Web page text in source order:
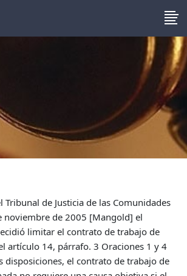
tribunales nacionales. En consecuencia, un plazo basado en este Reglamento es ineficaz. Los tribunales nacionales están obligados por la sentencia de inaplicabilidad del Tribunal de Justicia de las Comunidades Europeas. Durch Art. 234 Abs. 1 CE, se confiere al Tribunal de Justicia de las Comunidades Europeas poder de decisión final en relación con los órganos jurisdiccionales de los Estados miembros, entre otras cosas, sobre la interpretación del Tratado constitutivo de la Comunidad Europea. La autorización para tomar una decisión vinculante en el marco de un procedimiento prejudicial se basa en las leyes de consentimiento de la Unión Europea de conformidad con. Arte. 23 abdominales. 1 Frase 2, Art. 59 Párr. 2 Sentencia 1 GG competencias transferidas. El Tribunal de Justicia de las Comunidades Europeas no se extralimitó en estas facultades al considerar la inaplicabilidad del artículo 14, párr. 3 frase 4 TzBfG se basó en la prohibición de la discriminación por edad derivada de los principios generales del Derecho comunitario. La prohibición está dentro del ámbito del Tribunal de Justicia de las Comunidades Europeas según el apartado del artículo 23. 1 Frase 2 GG, al derivar los derechos fundamentales que están consagrados en el artículo 6 Párrafo. 2 UE como principios generales del Derecho comunitario no deben basarse en un número mínimo de Estados miembros, sino más bien en la protección de los derechos fundamentales garantizados expresamente en un Estado miembro o sólo en un pequeño número de Estados miembros. El Séptimo Senado decidió además que el razonamiento del Tribunal de Justicia de las Comunidades Europeas basado en el efecto previo de las directivas debe entenderse en el sentido de que una ley nacional promulgada durante el período de implementación de una directiva es inaplicable si su contenido contradice lo previsto en el artículo 249. Sección. 3 CE, el objetivo de la Directiva es vinculante y no existe posibilidad de interpretarla conforme al Derecho comunitario. Con la posible ampliación de la posibilidad de protección jurídica, el Tribunal de Justicia tampoco se ha excedido en su competencia. En su opinión, el Tribunal de Justicia de las Comunidades Europeas consideró la validez del artículo 14 párr. 3 frase 4 TzBfG, el conflicto existente entre los principios del carácter vinculante del objetivo de la directiva para los Estados miembros obligados a cumplir el contrato, por un lado, y la falta de aplicación directa de la Directiva 2000/78/CE entre los particulares particulares, en cambio, se resuelve primando el principio de cumplimiento del contrato. Este principio y las directrices que de él se derivan forman parte del derecho primario de la comunidad. Dado que el Tribunal consideró la inaplicabilidad del artículo 14 párr. 3 Sentencia 4 TzBfG ha declarado con la claridad necesaria que no es admisible ni necesario un nuevo recurso ante el Tribunal de Justicia de las Comunidades Europeas para aclarar su decisión. Si una normativa nacional viola el principio de igualdad según el Derecho comunitario, el tribunal nacional está obligado a dejar sin aplicación una disposición nacional discriminatoria sin tener que solicitar o esperar a que el legislador la derogue previamente. El Tribunal Constitucional Federal ha aprobado el examen de los derechos fundamentales por parte del Tribunal Europeo de Justicia basado en el principio general de igualdad y la exigencia de no discriminación y ha aprovechado esta oportunidad para retirar su autoridad para examinar la aplicación del Derecho comunitario derivado. § 14 Abs. 3 La frase 4 del TzBfG tampoco es aplicable a un acuerdo de duración determinada celebrado antes del 22 de noviembre de 2005 por razones de protección de la confianza legítima según el Derecho comunitario. El Tribunal de Justicia de las Comunidades Europeas es el único que tiene competencia para limitar el plazo de inaplicabilidad de una norma nacional que viole el derecho comunitario primario. Sin embargo, ello no limitó los efectos temporales de su declaración de inaplicabilidad. En caso de litigio, el Séptimo Senado pudo dejar abierta la cuestión de si los tribunales nacionales están autorizados, tras una sentencia de inaplicabilidad del Tribunal de Justicia de las Comunidades Europeas, a limitar el efecto temporal de la sentencia de inaplicabilidad garantizando la protección de la confianza legítima. conforme al derecho constitucional nacional. Los requisitos para garantizar la protección de la confianza legítima según la legislación nacional se refieren al límite de edad de conformidad con el artículo 14, párr. 3 Oración 4 TzBfG no presente. La compatibilidad de la disposición con el Derecho comunitario ya fue cuestionada desde el principio en la literatura sobre Derecho laboral. El Tercer Senado tuvo que evaluar una regulación de pensiones que excluye las pensiones de sobrevivientes si el cónyuge sobreviviente es más de 15 años menor que el ex empleado fallecido. Mediante resolución del 27 de junio de 2006 (3 AZR 352/05), el Tercer Senado decidió que el derecho alemán, en particular el principio de igualdad de trato en el derecho laboral, no entra en conflicto con dicha normativa. Cuando se trata de planes de pensiones de empresa, el empleador puede limitar su riesgo de desempeño por consideraciones de riesgo obvias. Este sigue siendo el caso con una cláusula de diferencia de edad de 15 años. Sin embargo, debido a la decisión del Tribunal de Justicia Europeo del 22 de noviembre de 2005 (C 144/04[Mangold]), resulta dudoso que la situación jurídica deba evaluarse de manera diferente en el contexto de un principio de prohibición de la discriminación por edad anclado en el Derecho primario de la CE. Por tanto, el Tercer Senado suspendió el procedimiento de conformidad con el artículo 234 CE y planteó varias cuestiones al Tribunal de Justicia de las Comunidades Europeas. En primer lugar, conviene aclarar si la prohibición de la discriminación por motivos de edad en la legislación sobre pensiones de empresa tiene efectos nacionales. La respuesta a esta pregunta podría ser negativa si, en principio, para la aplicabilidad de los derechos fundamentales basados ​​en el Derecho primario de la CE se requiere una referencia al Derecho comunitario para regular la cuestión. La referencia al Derecho comunitario podría surgir del artículo 13 CE, según el cual la Comunidad tiene competencia para luchar contra la discriminación basada, entre otras cosas, en la edad, y de la Directiva marco. En la medida en que pueda afirmarse un efecto interno, surge la pregunta adicional de si este efecto también se desarrolla entre los empresarios privados, por un lado, y sus empleados o pensionados de empresa y sus supervivientes, por el otro.